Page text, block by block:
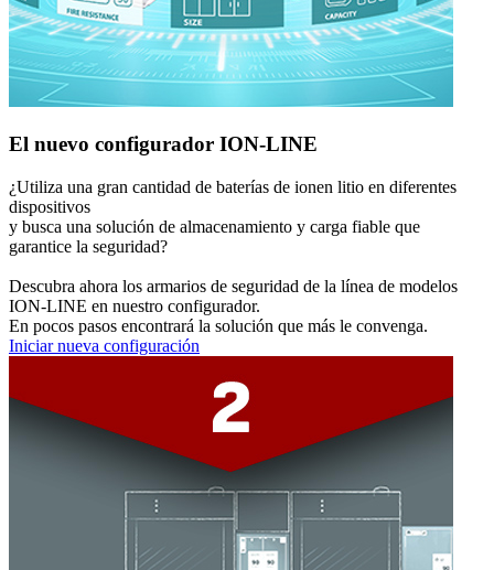
El nuevo configurador ION-LINE
¿Utiliza una gran cantidad de baterías de ionen litio en diferentes
dispositivos
y busca una solución de almacenamiento y carga fiable que
garantice la seguridad?
Descubra ahora los armarios de seguridad de la línea de modelos
ION-LINE en nuestro configurador.
En pocos pasos encontrará la solución que más le convenga.
Iniciar nueva configuración